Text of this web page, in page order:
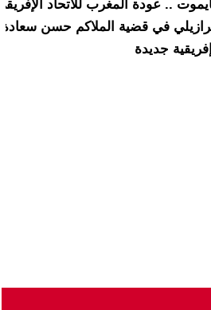
.. عودة المغرب للاتحاد
في قضية الملاكم حسن سعادة
جديدة